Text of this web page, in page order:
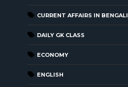
CURRENT AFFAIRS IN BENGALI
DAILY GK CLASS
ECONOMY
ENGLISH